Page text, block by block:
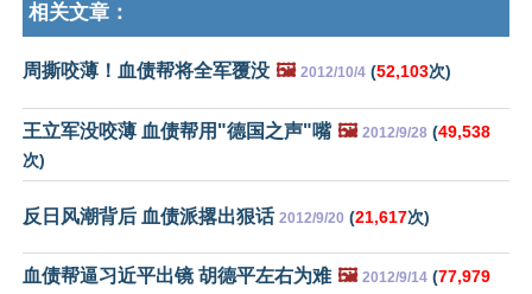
相关文章：
周撕咬薄！血债帮将全军覆没 🖼️ 2012/10/4 (52,103次)
王立军没咬薄 血债帮用"德国之声"嘴 🖼️ 2012/9/28 (49,538
次)
反日风潮背后 血债派撂出狠话 2012/9/20 (21,617次)
血债帮逼习近平出镜 胡德平左右为难 🖼️ 2012/9/14 (77,979